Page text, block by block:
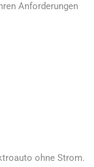
Anforderungen
ohne Strom.